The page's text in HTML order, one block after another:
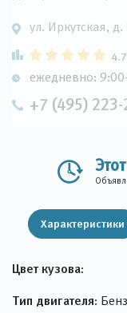
ул. Иркутская, д.
4.7
ежедневно:
+7 (495) 223-
Характеристики
Цвет кузова:
Тип двигателя: